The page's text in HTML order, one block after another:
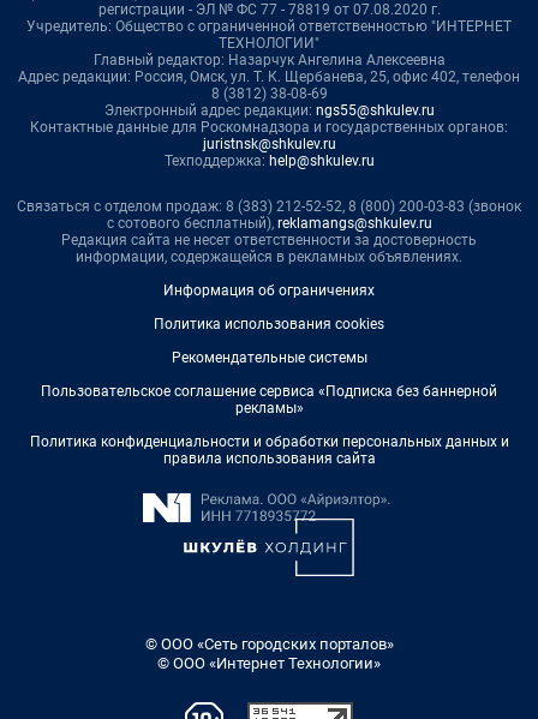
регистрации - ЭЛ № ФС 77 - 78819 от 07.08.2020 г.
Учредитель: Общество с ограниченной ответственностью "ИНТЕРНЕТ
ТЕХНОЛОГИИ"
Главный редактор: Назарчук Ангелина Алексеевна
Адрес редакции: Россия, Омск, ул. Т. К. Щербанева, 25, офис 402, телефон
8 (3812) 38-08-69
Электронный адрес редакции: ngs55@shkulev.ru
Контактные данные для Роскомнадзора и государственных органов:
juristnsk@shkulev.ru
Техподдержка: help@shkulev.ru
Связаться с отделом продаж: 8 (383) 212-52-52, 8 (800) 200-03-83 (звонок
с сотового бесплатный), reklamangs@shkulev.ru
Редакция сайта не несет ответственности за достоверность
информации, содержащейся в рекламных объявлениях.
Информация об ограничениях
Политика использования cookies
Рекомендательные системы
Пользовательское соглашение сервиса «Подписка без баннерной
рекламы»
Политика конфиденциальности и обработки персональных данных и
правила использования сайта
© ООО «Сеть городских порталов»
© ООО «Интернет Технологии»